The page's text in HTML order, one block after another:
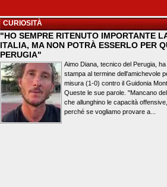
CURIOSITÀ
"HO SEMPRE RITENUTO IMPORTANTE
ITALIA, MA NON POTRÀ ESSERLO PER
PERUGIA"
Aimo Diana, tecnico del Perugia,
stampa al termine dell'amichevole
misura (1-0) contro il Guidonia
Queste le sue parole. "Mancano
che allunghino le capacità
perché se vogliamo provare a...